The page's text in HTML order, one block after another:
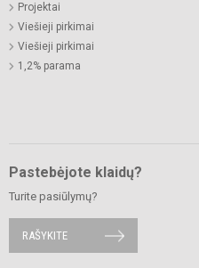
Projektai
Viešieji pirkimai
Viešieji pirkimai
1,2% parama
Pastebėjote klaidų?
Turite pasiūlymų?
RAŠYKITE